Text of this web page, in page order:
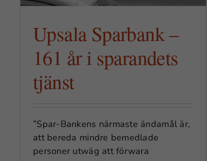
Upsala Sparbank –
161 år i sparandets
tjänst
”Spar-Bankens närmaste ändamål är,
att bereda mindre bemedlade
personer utwäg att förwara
Nödvändiga
Dessa